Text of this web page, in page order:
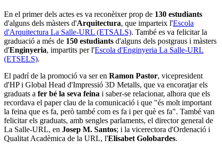
En el primer dels actes es va reconèixer prop de 130 estudiants
d'alguns dels màsters d'Arquitectura, que imparteix l'Escola
d'Arquitectura La Salle-URL (ETSALS). També es va felicitar la
graduació a més de 150 estudiants d'alguns dels postgraus i màsters
d'Enginyeria, impartits per l'Escola d'Enginyeria La Salle-URL
(ETSELS).
El padrí de la promoció va ser en Ramon Pastor, vicepresident
d'HP i Global Head d'Impressió 3D Metalls, que va encoratjar els
graduats a fer bé la seva feina i saber-se relacionar, alhora que els
recordava el paper clau de la comunicació i que "és molt important
la feina que es fa, però també com es fa i per què es fa". També van
felicitar els graduats, amb sengles parlaments, el director general de
La Salle-URL, en Josep M. Santos; i la vicerectora d'Ordenació i
Qualitat Acadèmica de la URL, l'Elisabet Golobardes.